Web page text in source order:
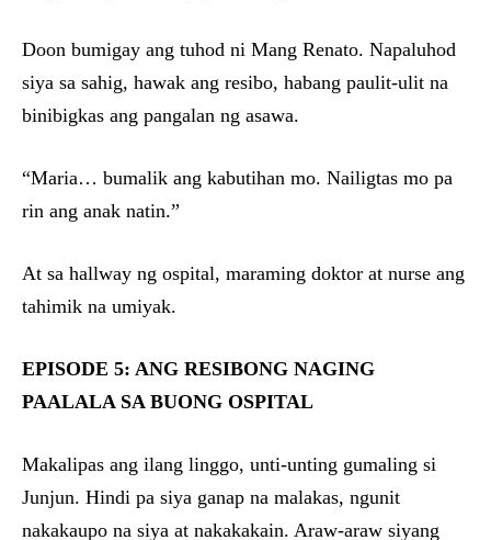
Doon bumigay ang tuhod ni Mang Renato. Napaluhod
siya sa sahig, hawak ang resibo, habang paulit-ulit na
binibigkas ang pangalan ng asawa.
“Maria… bumalik ang kabutihan mo. Nailigtas mo pa
rin ang anak natin.”
At sa hallway ng ospital, maraming doktor at nurse ang
tahimik na umiyak.
EPISODE 5: ANG RESIBONG NAGING
PAALALA SA BUONG OSPITAL
Makalipas ang ilang linggo, unti-unting gumaling si
Junjun. Hindi pa siya ganap na malakas, ngunit
nakakaupo na siya at nakakakain. Araw-araw siyang